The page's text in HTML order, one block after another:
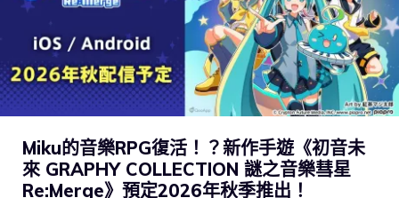
Miku的音樂RPG復活！？新作手遊《初音未
來 GRAPHY COLLECTION 謎之音樂彗星
Re:Merge》預定2026年秋季推出！